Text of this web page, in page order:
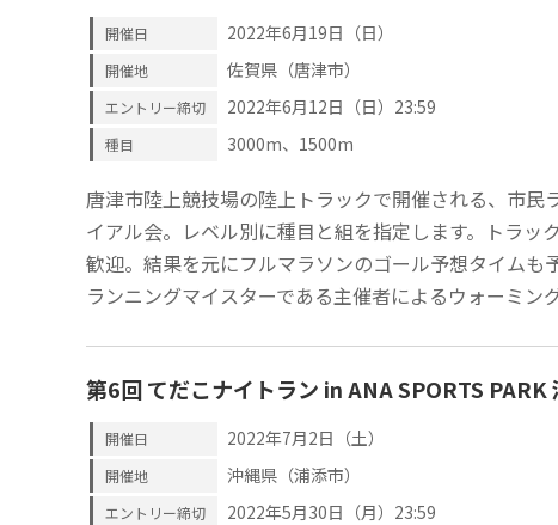
開催日 2022年6月19日（日）
開催地 佐賀県（唐津市）
エントリー締切 2022年6月12日（日）23:59
種目 3000m、1500m
唐津市陸上競技場の陸上トラックで開催される、市民
イアル会。レベル別に種目と組を指定します。トラッ
歓迎。結果を元にフルマラソンのゴール予想タイムも
ランニングマイスターである主催者によるウォーミン
第6回 てだこナイトラン in ANA SPORTS PARK
開催日 2022年7月2日（土）
開催地 沖縄県（浦添市）
エントリー締切 2022年5月30日（月）23:59